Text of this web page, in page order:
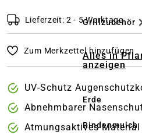
Grillzubehör
Alles in
anzeigen
Erde
Rindenmulch
Lieferzeit: 2 - 5 Werktage
Zum Merkzettel hinzufügen
UV-Schutz
Abnehmbarer
Atmungsaktives